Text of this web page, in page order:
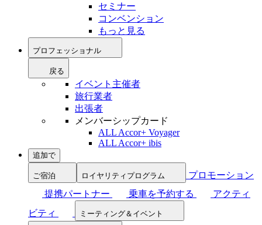
セミナー
コンベンション
もっと見る
プロフェッショナル
戻る
イベント主催者
旅行業者
出張者
メンバーシップカード
ALL Accor+ Voyager
ALL Accor+ ibis
追加で
ご宿泊 ロイヤリティプログラム
プロモーション
提携パートナー
乗車を予約する
アクティ
ビティ
ミーティング＆イベント